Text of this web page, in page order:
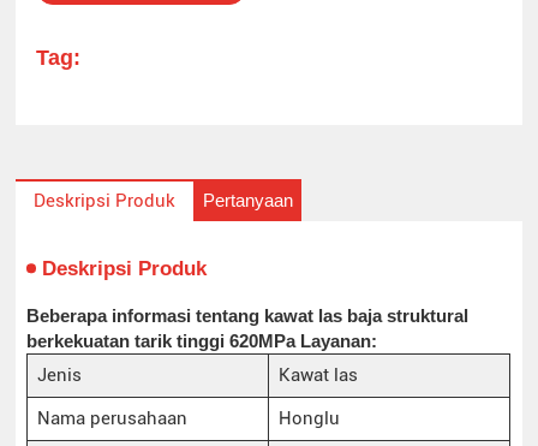
Tag:
Deskripsi Produk Pertanyaan
Deskripsi Produk
Beberapa informasi tentang kawat las baja struktural
berkekuatan tarik tinggi 620MPa Layanan:
Jenis
Kawat las
Nama perusahaan
Honglu